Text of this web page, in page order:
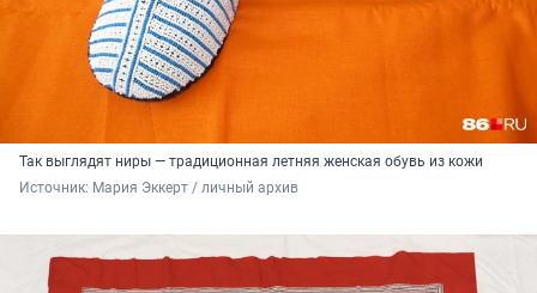
Так выглядят ниры — традиционная летняя женская обувь из кожи
Источник: Мария Эккерт / личный архив